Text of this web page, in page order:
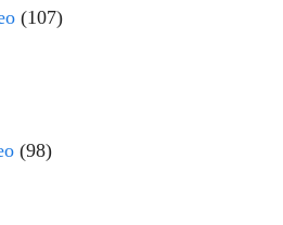
(107)
(98)